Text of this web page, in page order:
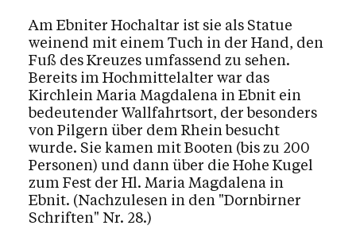
Am Ebniter Hochaltar ist sie als Statue
weinend mit einem Tuch in der Hand, den
Fuß des Kreuzes umfassend zu sehen.
Bereits im Hochmittelalter war das
Kirchlein Maria Magdalena in Ebnit ein
bedeutender Wallfahrtsort, der besonders
von Pilgern über dem Rhein besucht
wurde. Sie kamen mit Booten (bis zu 200
Personen) und dann über die Hohe Kugel
zum Fest der Hl. Maria Magdalena in
Ebnit. (Nachzulesen in den "Dornbirner
Schriften" Nr. 28.)